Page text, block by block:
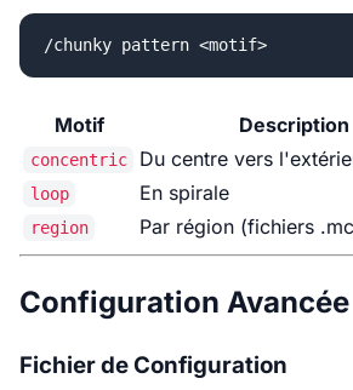
Motif Description
concentric Du centre vers
loop En spirale
region Par région (fichiers
Configuration Avancée
Fichier de Configuration